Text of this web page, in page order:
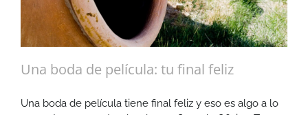
Una boda de película: tu final feliz
Una boda de película tiene final feliz y eso es algo a lo